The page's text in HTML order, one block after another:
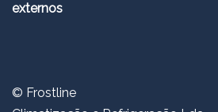
externos
© Frostline